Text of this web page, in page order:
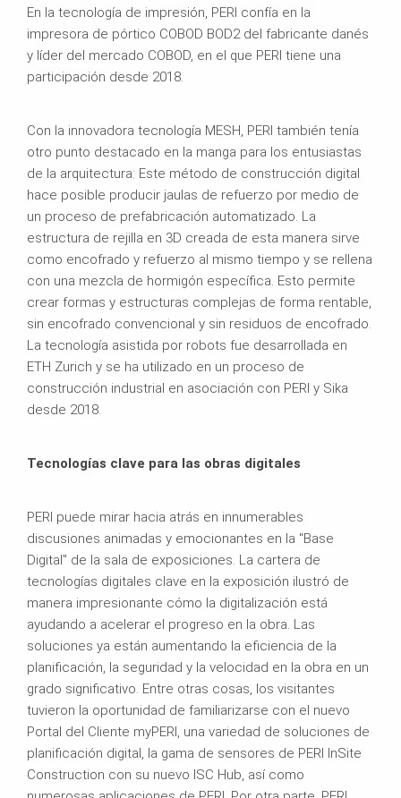
En la tecnología de impresión, PERI confía en la
impresora de pórtico COBOD BOD2 del fabricante danés
y líder del mercado COBOD, en el que PERI tiene una
participación desde 2018.
Con la innovadora tecnología MESH, PERI también tenía
otro punto destacado en la manga para los entusiastas
de la arquitectura: Este método de construcción digital
hace posible producir jaulas de refuerzo por medio de
un proceso de prefabricación automatizado. La
estructura de rejilla en 3D creada de esta manera sirve
como encofrado y refuerzo al mismo tiempo y se rellena
con una mezcla de hormigón específica. Esto permite
crear formas y estructuras complejas de forma rentable,
sin encofrado convencional y sin residuos de encofrado.
La tecnología asistida por robots fue desarrollada en
ETH Zurich y se ha utilizado en un proceso de
construcción industrial en asociación con PERI y Sika
desde 2018.
Tecnologías clave para las obras digitales
PERI puede mirar hacia atrás en innumerables
discusiones animadas y emocionantes en la "Base
Digital" de la sala de exposiciones. La cartera de
tecnologías digitales clave en la exposición ilustró de
manera impresionante cómo la digitalización está
ayudando a acelerar el progreso en la obra. Las
soluciones ya están aumentando la eficiencia de la
planificación, la seguridad y la velocidad en la obra en un
grado significativo. Entre otras cosas, los visitantes
tuvieron la oportunidad de familiarizarse con el nuevo
Portal del Cliente myPERI, una variedad de soluciones de
planificación digital, la gama de sensores de PERI InSite
Construction con su nuevo ISC Hub, así como